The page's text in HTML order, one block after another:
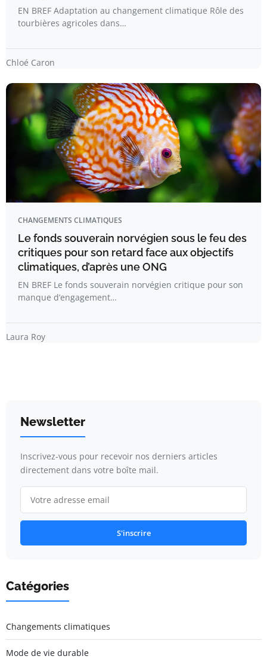
EN BREF Adaptation au changement climatique Rôle des
tourbières agricoles dans…
Chloé Caron
CHANGEMENTS CLIMATIQUES
Le fonds souverain norvégien sous le feu des
critiques pour son retard face aux objectifs
climatiques, d’après une ONG
EN BREF Le fonds souverain norvégien critique pour son
manque d’engagement…
Laura Roy
Newsletter
Inscrivez-vous pour recevoir nos derniers articles
directement dans votre boîte mail.
S'inscrire
Catégories
Changements climatiques
Mode de vie durable